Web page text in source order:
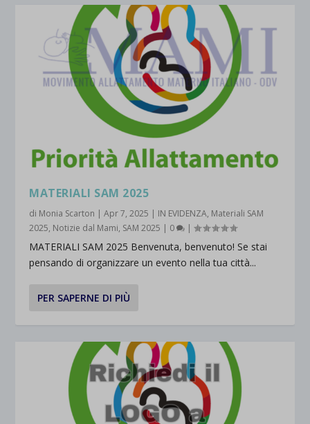
MATERIALI SAM 2025
di Monia Scarton |Apr 7, 2025 | IN EVIDENZA, Materiali SAM
2025, Notizie dal Mami, SAM 2025 | 0 |
MATERIALI SAM 2025 Benvenuta, benvenuto! Se stai
pensando di organizzare un evento nella tua città...
PER SAPERNE DI PIÙ